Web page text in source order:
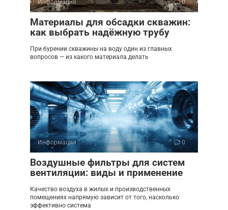
Информация 0
Материалы для обсадки скважин:
как выбрать надёжную трубу
При бурении скважины на воду один из главных
вопросов — из какого материала делать
Информация 0
Воздушные фильтры для систем
вентиляции: виды и применение
Качество воздуха в жилых и производственных
помещениях напрямую зависит от того, насколько
эффективно система